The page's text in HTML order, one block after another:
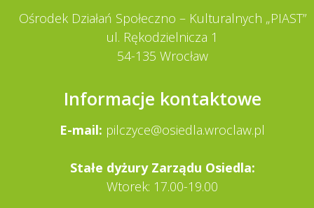
Ośrodek Działań Społeczno – Kulturalnych „PIAST”
ul. Rękodzielnicza 1
54-135 Wrocław
Informacje kontaktowe
E-mail: pilczyce@osiedla.wroclaw.pl
Stałe dy­żury Zarządu Osiedla:
Wtorek: 17.00-19.00